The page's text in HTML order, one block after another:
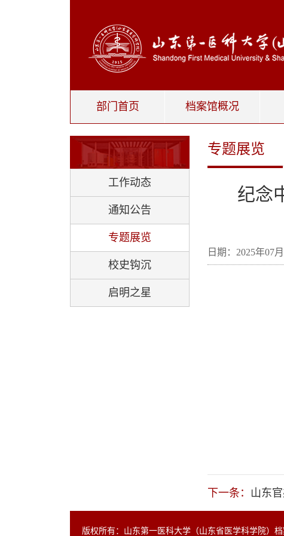
部门首页 档案馆概况
专题展览
工作动态
通知公告
专题展览
校史钩沉
启明之星
纪念
日期：2025年07
下一条： 山东
版权所有：山东第一医科大学（山东省医学科学院）档